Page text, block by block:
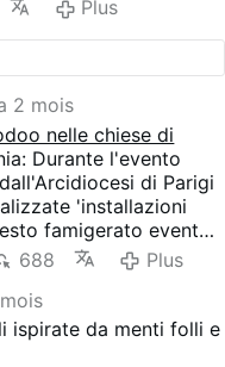
humanóides.
masturbação junto
aktywistkę znaną z
kontrowersyjnej
Paryż
przez
zawierała
się głosy,
i to, co organizatorzy
idei",
rzeczywistości" i
Wewnątrz
inspirowane
i szkieletowe rzeźby
zdawała się
ołtarza.
Plus
2 mois
nelle chiese di
Durante l'evento
di Parigi
'installazioni
famigerato evento
un'attivista
Gesù Cristo nella
delle Olimpiadi
video pubblicato da
presentava
688
Plus
ispirate da menti folli e